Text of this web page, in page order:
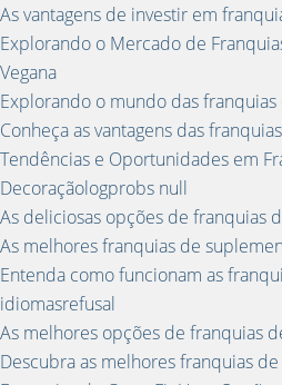
As vantagens de investir em
Explorando o Mercado de
Vegana
Explorando o mundo das
Conheça as vantagens das
Tendências e Oportunidades em
Decoraçãologprobs null
As deliciosas opções de franquias
As melhores franquias de
Entenda como funcionam as
idiomasrefusal
As melhores opções de franquias
Descubra as melhores franquias